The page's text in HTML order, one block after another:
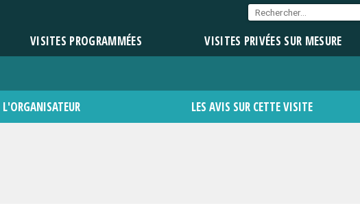
VISITES PROGRAMMÉES VISITES PRIVÉES SUR MESURE
L'ORGANISATEUR LES AVIS SUR CETTE VISITE